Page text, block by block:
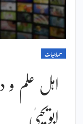
سماجیات
اہل علم و
ابویحییٰ